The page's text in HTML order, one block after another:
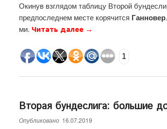
Окинув взглядом таблицу Второй
предпоследнем месте корячится Ганновер
ми. Читать далее →
1
Вторая бундеслига: большие
Опубликовано 16.07.2019